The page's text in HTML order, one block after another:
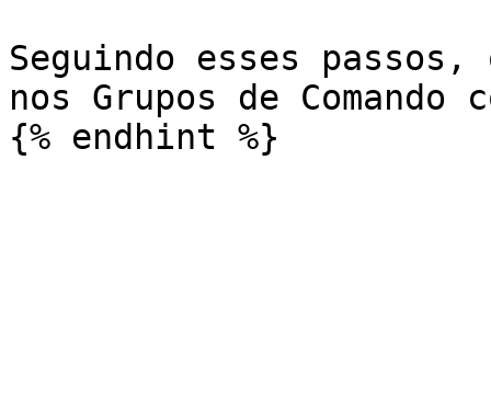
Seguindo esses
nos Grupos de Comando